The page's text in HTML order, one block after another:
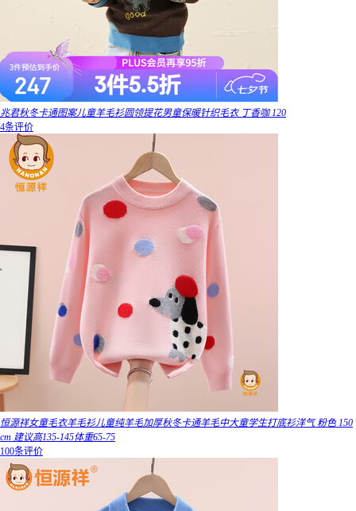
兆君秋冬卡通图案儿童羊毛衫圆领提花男童保暖针织毛衣 丁香咖 120
4条评价
恒源祥女童毛衣羊毛衫儿童纯羊毛加厚秋冬卡通羊毛中大童学生打底衫洋气 粉色 150
cm 建议高135-145体重65-75
100条评价